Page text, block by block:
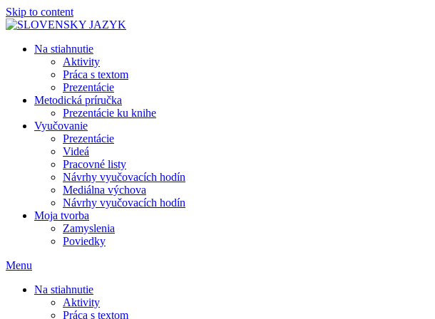
Skip to content
Na stiahnutie
Aktivity
Práca s textom
Prezentácie
Metodická príručka
Prezentácie ku knihe
Vyučovanie
Prezentácie
Videá
Pracovné listy
Návrhy vyučovacích hodín
Mediálna výchova
Návrhy vyučovacích hodín
Moja tvorba
Zamyslenia
Poviedky
Menu
Na stiahnutie
Aktivity
Práca s textom